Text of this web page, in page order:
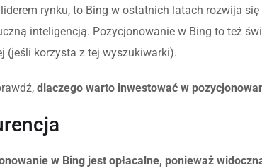
rynku, to Bing w ostatnich latach rozwija
inteligencją. Pozycjonowanie w Bing to też
(jeśli korzysta z tej wyszukiwarki).
dlaczego warto inwestować w
w Bing jest opłacalne, ponieważ